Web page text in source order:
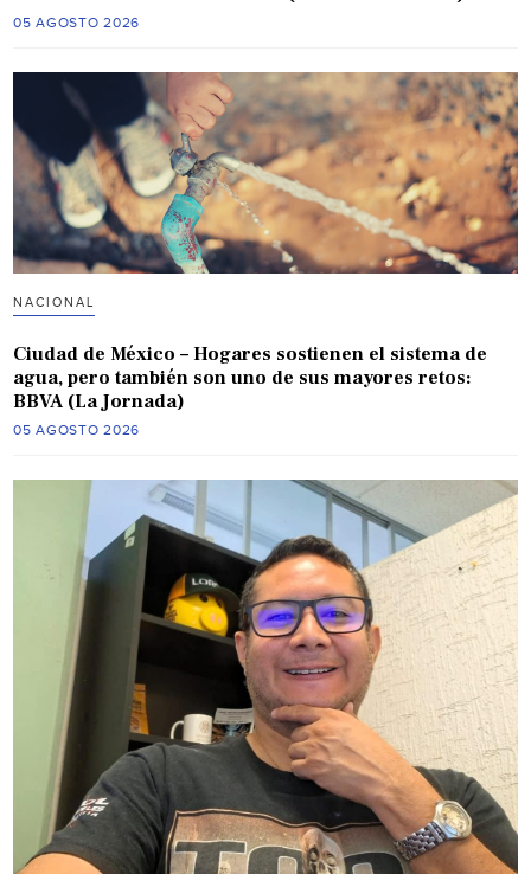
05 AGOSTO 2026
NACIONAL
Ciudad de México – Hogares sostienen el sistema de
agua, pero también son uno de sus mayores retos:
BBVA (La Jornada)
05 AGOSTO 2026